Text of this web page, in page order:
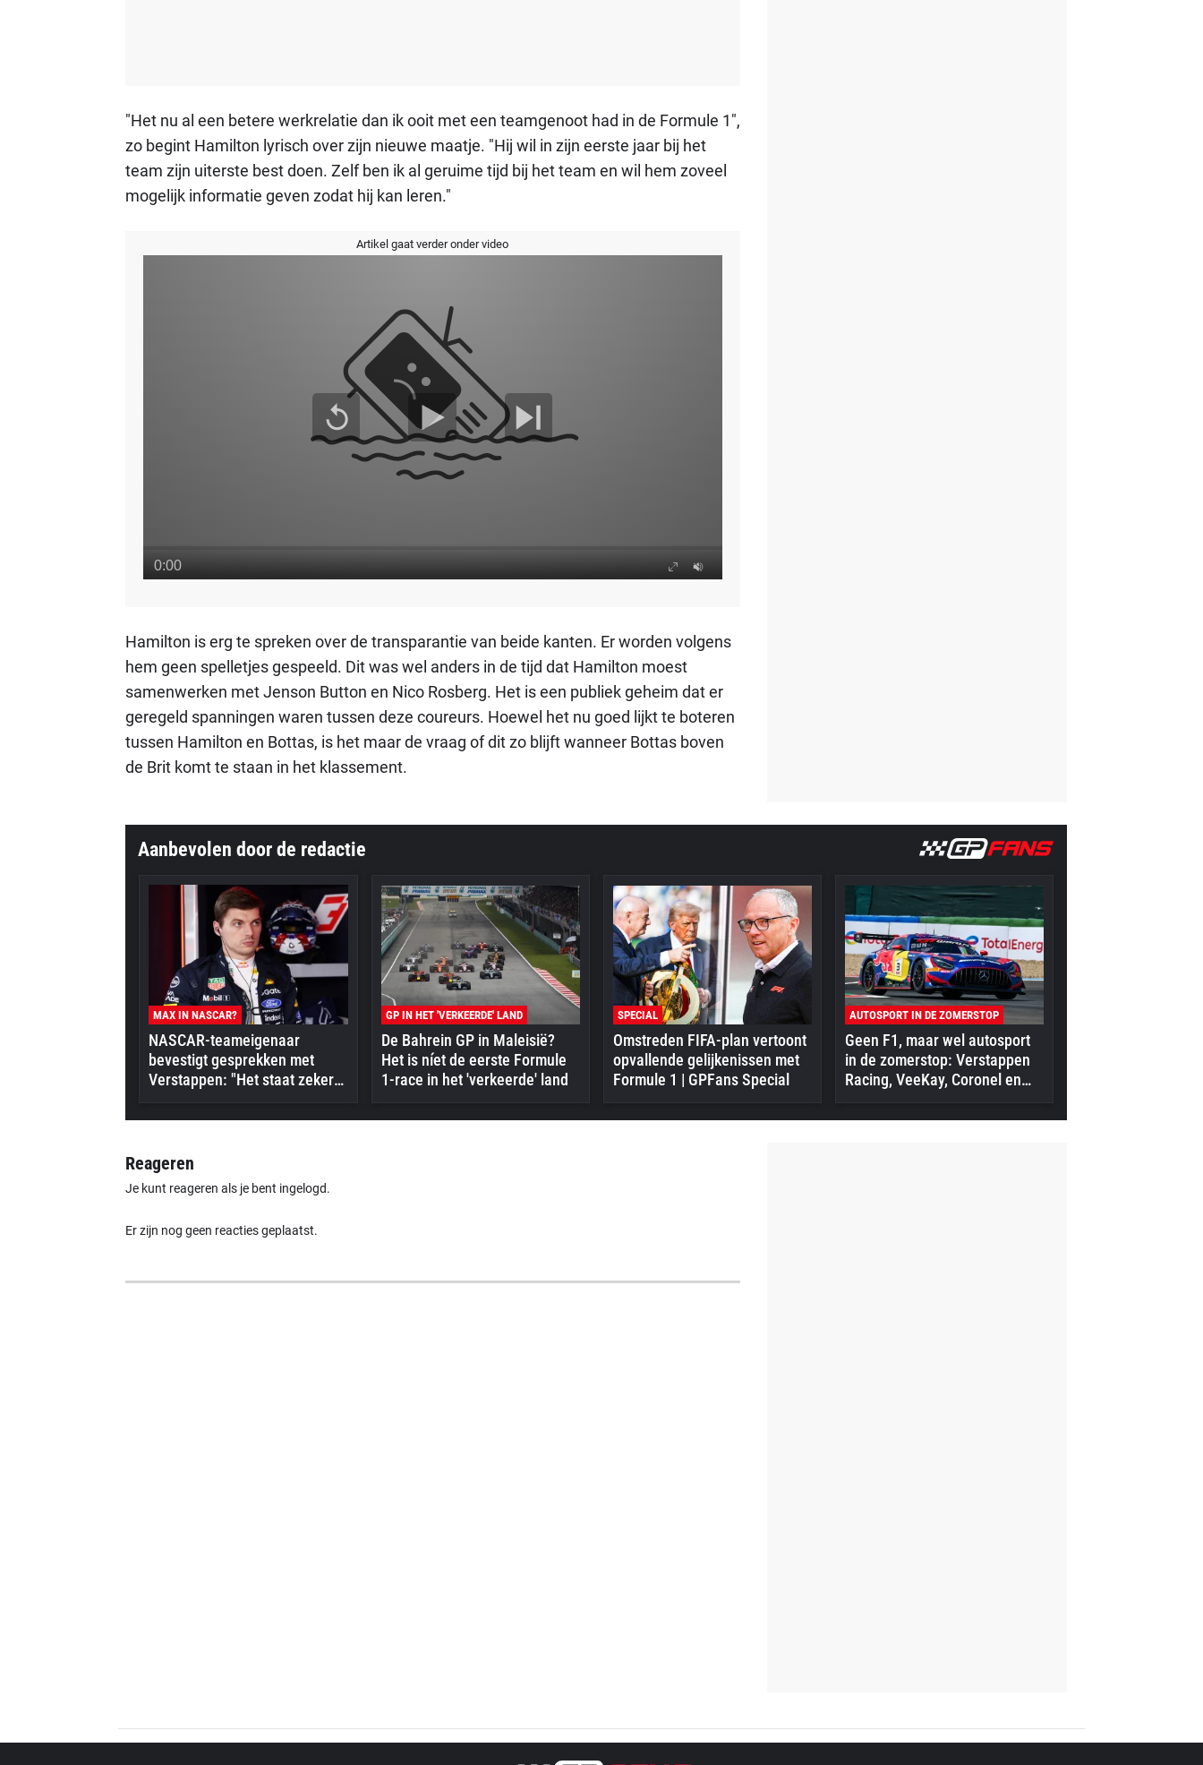
"Het nu al een betere werkrelatie dan ik ooit met een teamgenoot had in de Formule 1",
zo begint Hamilton lyrisch over zijn nieuwe maatje. "Hij wil in zijn eerste jaar bij het
team zijn uiterste best doen. Zelf ben ik al geruime tijd bij het team en wil hem zoveel
mogelijk informatie geven zodat hij kan leren."
Artikel gaat verder onder video
Hamilton is erg te spreken over de transparantie van beide kanten. Er worden volgens
hem geen spelletjes gespeeld. Dit was wel anders in de tijd dat Hamilton moest
samenwerken met Jenson Button en Nico Rosberg. Het is een publiek geheim dat er
geregeld spanningen waren tussen deze coureurs. Hoewel het nu goed lijkt te boteren
tussen Hamilton en Bottas, is het maar de vraag of dit zo blijft wanneer Bottas boven
de Brit komt te staan in het klassement.
Aanbevolen door de redactie
MAX IN NASCAR?
NASCAR-teameigenaar
bevestigt gesprekken met
Verstappen: "Het staat zeker
op zijn radar"
GP IN HET 'VERKEERDE' LAND
De Bahrein GP in Maleisië?
Het is níet de eerste Formule
1-race in het 'verkeerde' land
SPECIAL
Omstreden FIFA-plan vertoont
opvallende gelijkenissen met
Formule 1 | GPFans Special
AUTOSPORT IN DE ZOMERSTOP
Geen F1, maar wel autosport
in de zomerstop: Verstappen
Racing, VeeKay, Coronel en
meer in actie
Reageren
Je kunt reageren als je bent ingelogd.
Er zijn nog geen reacties geplaatst.